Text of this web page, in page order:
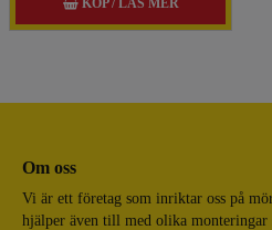
KÖP / LÄS MER
Om oss
Vi är ett företag som inriktar oss på
hjälper även till med olika